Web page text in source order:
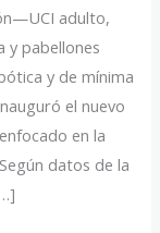
adulto,
y pabellones
y de mínima
el nuevo
en la
datos de la